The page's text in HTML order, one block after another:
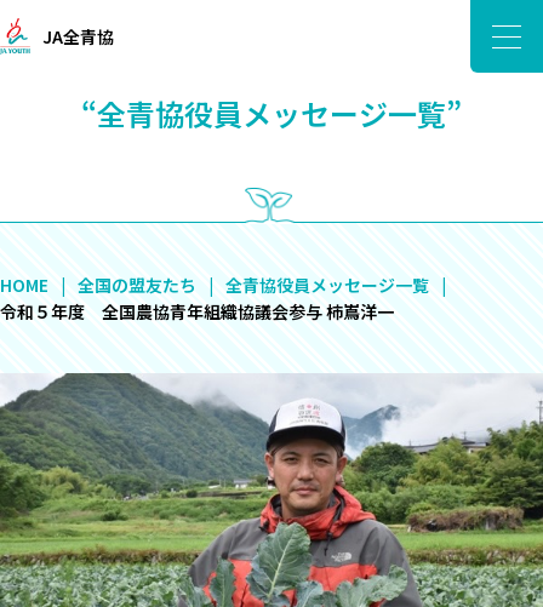
JA全青協
“全青協役員メッセージ一覧”
HOME 全国の盟友たち
全青協役員メッセージ一覧
令和５年度 全国農協青年組織協議会参与 柿嶌洋一